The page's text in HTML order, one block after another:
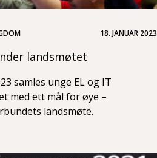
18. JANUAR 2023
landsmøtet
samles unge EL og IT
med ett mål for øye –
landsmøte.